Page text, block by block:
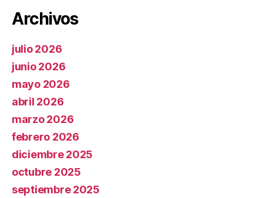
Archivos
julio 2026
junio 2026
mayo 2026
abril 2026
marzo 2026
febrero 2026
diciembre 2025
octubre 2025
septiembre 2025